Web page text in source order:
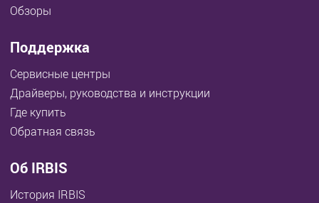
Обзоры
Поддержка
Сервисные центры
Драйверы, руководства и инструкции
Где купить
Обратная связь
Об IRBIS
История IRBIS